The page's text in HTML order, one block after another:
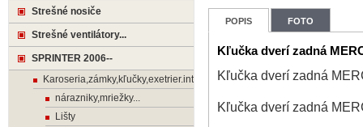
POPIS FOTO
Kľučka dverí zadná
Kľučka dverí zadná
Kľučka dverí zadná
Strešné nosiče
Strešné ventilátory...
SPRINTER 2006--
Karoseria,zámky,kľučky,exetrier.interier
nárazniky,mriežky...
Lišty